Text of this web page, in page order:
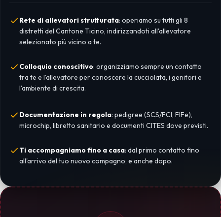
Rete di allevatori strutturata: operiamo su tutti gli 8
distretti del Cantone Ticino, indirizzandoti all'allevatore
selezionato più vicino a te.
Colloquio conoscitivo: organizziamo sempre un contatto
tra te e l'allevatore per conoscere la cucciolata, i genitori e
l'ambiente di crescita.
Documentazione in regola: pedigree (SCS/FCI, FIFe),
microchip, libretto sanitario e documenti CITES dove previsti.
Ti accompagniamo fino a casa: dal primo contatto fino
all'arrivo del tuo nuovo compagno, e anche dopo.